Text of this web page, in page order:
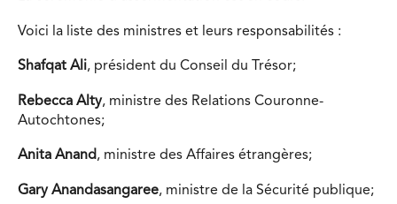
Voici la liste des ministres et leurs responsabilités :
Shafqat Ali, président du Conseil du Trésor;
Rebecca Alty, ministre des Relations Couronne-
Autochtones;
Anita Anand, ministre des Affaires étrangères;
Gary Anandasangaree, ministre de la Sécurité publique;